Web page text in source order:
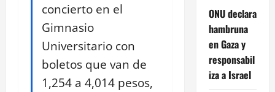
concierto en el
Gimnasio
Universitario con
boletos que van de
1,254 a 4,014 pesos,
ONU declara
hambruna
en Gaza y
responsabil
iza a Israel